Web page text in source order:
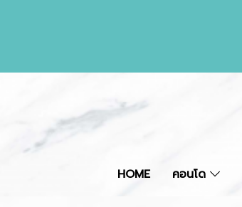
HOME คอนโด